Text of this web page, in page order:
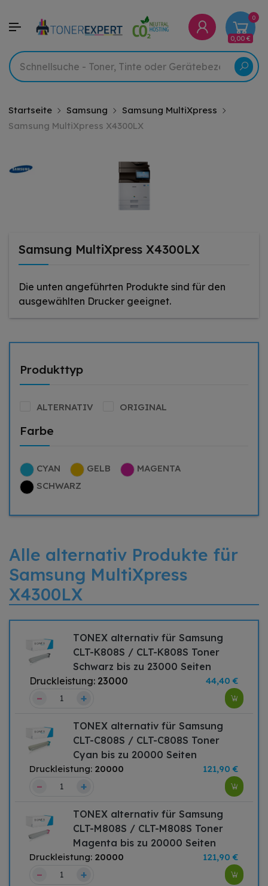
0
0,00 €
Startseite Samsung
Samsung MultiXpress
Samsung MultiXpress X4300LX
Samsung MultiXpress X4300LX
Die unten angeführten Produkte sind für den
ausgewählten Drucker geeignet.
Produkttyp
ALTERNATIV ORIGINAL
Farbe
CYAN GELB
MAGENTA
SCHWARZ
Alle alternativ Produkte für
Samsung MultiXpress
X4300LX
TONEX alternativ für Samsung
CLT-K808S / CLT-K808S Toner
Schwarz bis zu 23000 Seiten
Druckleistung: 23000 44,40 €
– +
TONEX alternativ für Samsung
CLT-C808S / CLT-C808S Toner
Cyan bis zu 20000 Seiten
Druckleistung: 20000 121,90 €
– +
TONEX alternativ für Samsung
CLT-M808S / CLT-M808S Toner
Magenta bis zu 20000 Seiten
Druckleistung: 20000 121,90 €
– +